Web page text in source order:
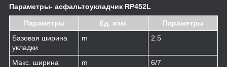
Параметры- асфальтоукладчик RP452L
Параметры Ед. изм.
Параметры
Базовая ширина
укладки
m 2.5
Макс. ширина
m 6/7